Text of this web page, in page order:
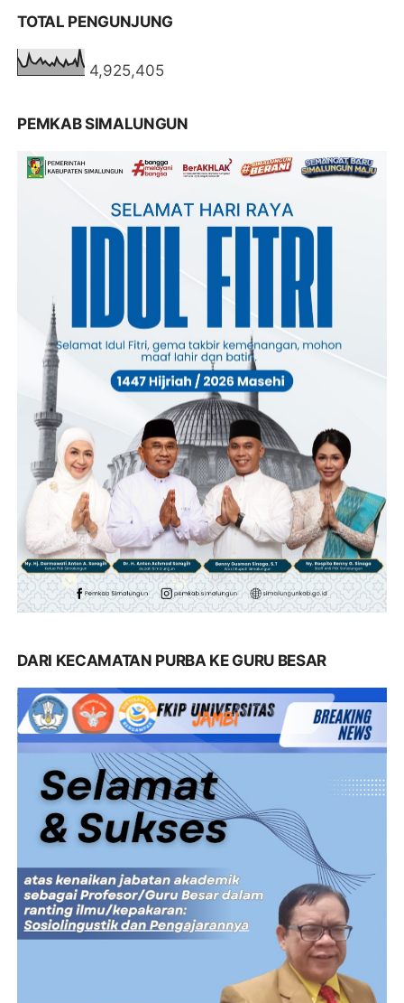
TOTAL PENGUNJUNG
4,925,405
PEMKAB SIMALUNGUN
DARI KECAMATAN PURBA KE GURU BESAR